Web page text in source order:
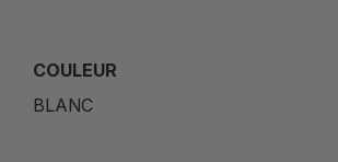
COULEUR
BLANC